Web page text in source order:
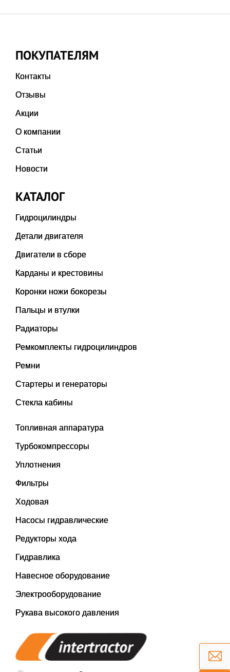
ПОКУПАТЕЛЯМ
Контакты
Отзывы
Акции
О компании
Статьи
Новости
КАТАЛОГ
Гидроцилиндры
Детали двигателя
Двигатели в сборе
Карданы и крестовины
Коронки ножи бокорезы
Пальцы и втулки
Радиаторы
Ремкомплекты гидроцилиндров
Ремни
Стартеры и генераторы
Стекла кабины
Топливная аппаратура
Турбокомпрессоры
Уплотнения
Фильтры
Ходовая
Насосы гидравлические
Редукторы хода
Гидравлика
Навесное оборудование
Электрооборудование
Рукава высокого давления